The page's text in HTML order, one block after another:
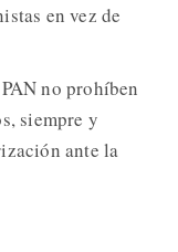
en vez de
no prohíben
siempre y
ante la